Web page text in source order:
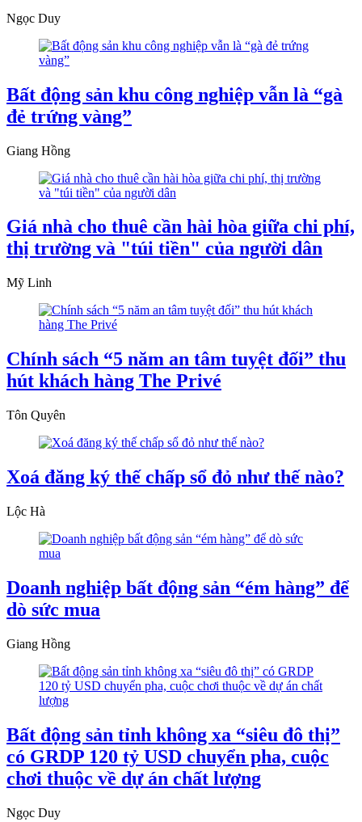
Ngọc Duy
Bất động sản khu công nghiệp vẫn là “gà
đẻ trứng vàng”
Giang Hồng
Giá nhà cho thuê cần hài hòa giữa chi phí,
thị trường và "túi tiền" của người dân
Mỹ Linh
Chính sách “5 năm an tâm tuyệt đối” thu
hút khách hàng The Privé
Tôn Quyên
Xoá đăng ký thế chấp sổ đỏ như thế nào?
Lộc Hà
Doanh nghiệp bất động sản “ém hàng” để
dò sức mua
Giang Hồng
Bất động sản tỉnh không xa “siêu đô thị”
có GRDP 120 tỷ USD chuyển pha, cuộc
chơi thuộc về dự án chất lượng
Ngọc Duy